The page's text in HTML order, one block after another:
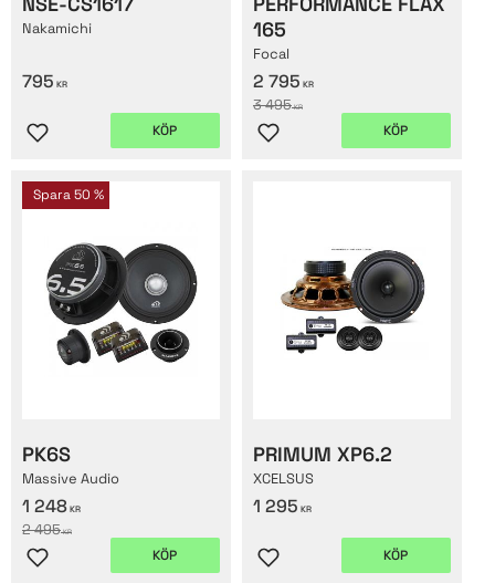
Nakamichi
795 KR
Lägg till i favoriter
KÖP
165
Focal
2 795 KR
3 495KR
Lägg till i favoriter
KÖP
PK6S
Massive Audio
1 248 KR
2 495KR
Spara50 %
Lägg till i favoriter
KÖP
PRIMUM XP6.2
XCELSUS
1 295 KR
Lägg till i favoriter
KÖP